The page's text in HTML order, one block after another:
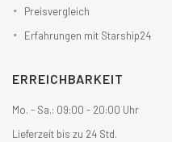
Preisvergleich
Erfahrungen mit Starship24
ERREICHBARKEIT
Mo. - Sa.: 09:00 - 20:00 Uhr
Lieferzeit bis zu 24 Std.